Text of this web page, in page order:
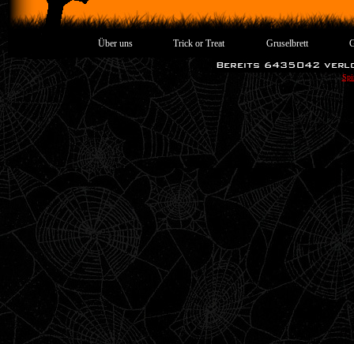
Über uns Trick or Treat Gruselbrett